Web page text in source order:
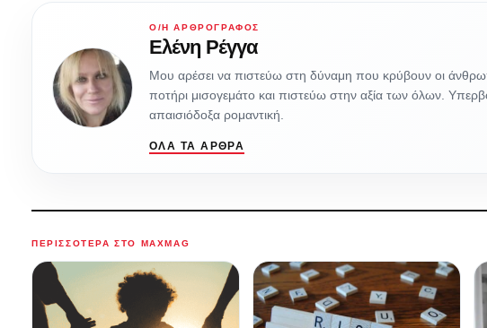
Ο/Η ΑΡΘΡΟΓΡΆΦΟΣ
Ελένη Ρέγγα
Μου αρέσει να πιστεύω στη δύναμη που κρύβουν οι
ποτήρι μισογεμάτο και πιστεύω στην αξία των όλων.
απαισιόδοξα ρομαντική.
ΌΛΑ ΤΑ ΆΡΘΡΑ
ΠΕΡΙΣΣΌΤΕΡΑ ΣΤΟ MAXMAG